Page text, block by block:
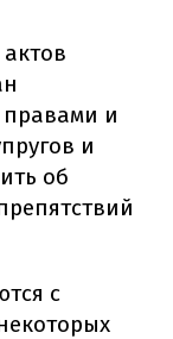
и
и
об
с